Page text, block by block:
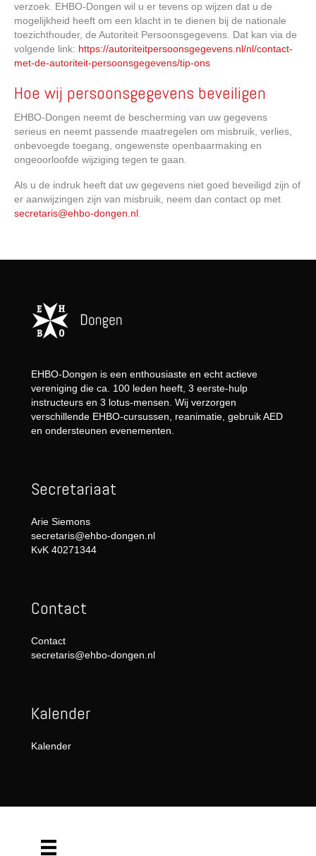
verzoek. EHBO-Dongen wil u er tevens op wijzen dat u de
mogelijkheid heeft om een klacht in te dienen bij de nationale
toezichthouder, de Autoriteit Persoonsgegevens. Dat kan via de
volgende link: https://autoriteitpersoonsgegevens.nl/nl/contact-
met-de-autoriteit-persoonsgegevens/tip-ons
Hoe wij persoonsgegevens beveiligen
EHBO-Dongen neemt de bescherming van uw gegevens
serieus en neemt passende maatregelen om misbruik, verlies,
onbevoegde toegang, ongewenste openbaarmaking en
ongeoorloofde wijziging tegen te gaan.
Als u de indruk heeft dat uw gegevens niet goed beveiligd zijn of
er aanwijzingen zijn van misbruik, neem dan contact op met
secretaris@ehbo-dongen.nl.
EHBO-Dongen is een enthousiaste en echt actieve
vereniging die ca. 100 leden heeft, 3 eerste-hulp
instructeurs en 3 lotus-mensen. Wij verzorgen
verschillende EHBO-cursussen, reanimatie, gebruik AED
en ondersteunen evenementen.
Secretariaat
Arie Siemons
secretaris@ehbo-dongen.nl
KvK 40271344
Contact
Contact
secretaris@ehbo-dongen.nl
Kalender
Kalender